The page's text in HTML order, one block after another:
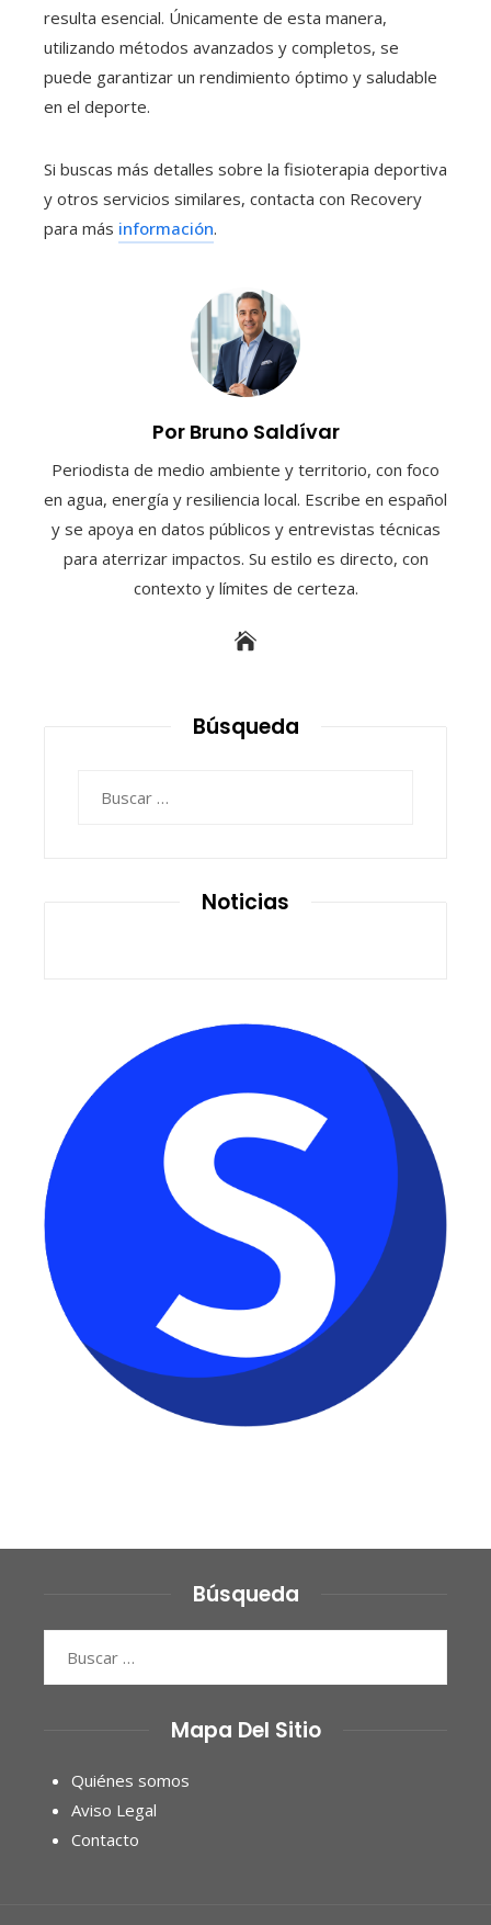
resulta esencial. Únicamente de esta manera,
utilizando métodos avanzados y completos, se
puede garantizar un rendimiento óptimo y saludable
en el deporte.
Si buscas más detalles sobre la fisioterapia deportiva
y otros servicios similares, contacta con Recovery
para más información.
Por Bruno Saldívar
Periodista de medio ambiente y territorio, con foco
en agua, energía y resiliencia local. Escribe en español
y se apoya en datos públicos y entrevistas técnicas
para aterrizar impactos. Su estilo es directo, con
contexto y límites de certeza.
Búsqueda
Noticias
Búsqueda
Mapa Del Sitio
Quiénes somos
Aviso Legal
Contacto